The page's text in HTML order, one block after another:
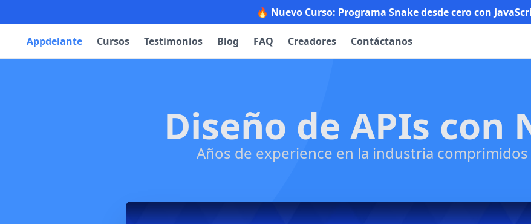
🔥 Nuevo Curso: Programa Snake desde cero con
Appdelante Cursos Testimonios Blog FAQ Creadores Contáctanos
Diseño de APIs con
Años de experience en la industria